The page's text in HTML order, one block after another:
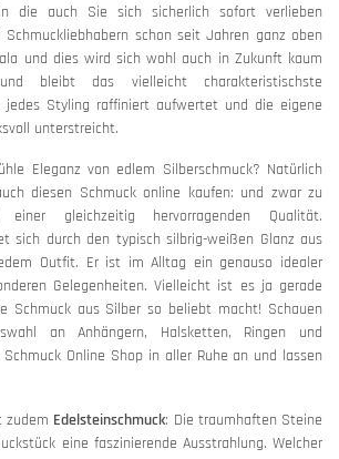
in die auch Sie sich sicherlich sofort verlieben
schon seit Jahren ganz oben
und dies wird sich wohl auch in Zukunft kaum
bleibt das vielleicht charakteristischste
jedes Styling raffiniert aufwertet und die eigene
unterstreicht.
Eleganz von edlem Silberschmuck? Natürlich
diesen Schmuck online kaufen: und zwar zu
gleichzeitig hervorragenden Qualität.
sich durch den typisch silbrig-weißen Glanz aus
Outfit. Er ist im Alltag ein genauso idealer
Gelegenheiten. Vielleicht ist es ja gerade
Schmuck aus Silber so beliebt macht! Schauen
an Anhängern, Halsketten, Ringen und
Online Shop in aller Ruhe an und lassen
zudem Edelsteinschmuck: Die traumhaften Steine
eine faszinierende Ausstrahlung. Welcher